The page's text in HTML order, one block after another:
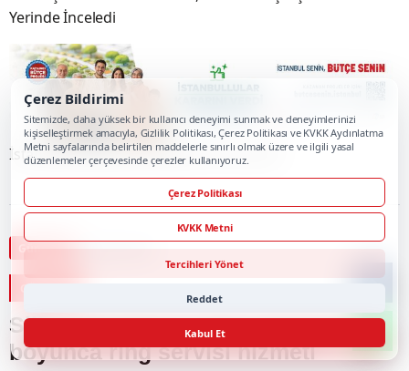
Selimpaşa’nın Coğrafi Lezzetleri Tezgâhlarda: Topatan
Çerez Bildirimi
Sitemizde, daha yüksek bir kullanıcı deneyimi sunmak ve deneyimlerinizi
kişiselleştirmek amacıyla, Gizlilik Politikası, Çerez Politikası ve KVKK Aydınlatma
Metni sayfalarında belirtilen maddelerle sınırlı olmak üzere ve ilgili yasal
düzenlemeler çerçevesinde çerezler kullanıyoruz.
Çerez Politikası
KVKK Metni
Tercihleri Yönet
Reddet
Kabul Et